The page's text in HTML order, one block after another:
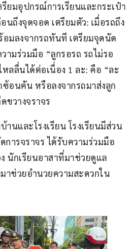
รียมอุปกรณ์การเรียนและกระเป๋า
ถึงจุดจอด เตรียมตัว: เมื่อรถถึง
มลงจากรถทันที เตรียมจุดนัด
ามร่วมมือ “ลูกรอรถ รถไม่รอ
ลลื่นได้ต่อเนื่อง 1 ละ: คือ “ละ
อนคัน หรือลงจากรถมาส่งลูก
ขวางจราจร
านและโรงเรียน โรงเรียนมีส่วน
ารจราจร ได้รับความร่วมมือ
นักเรียนอาสาที่มาช่วยดูแล
าช่วยอำนวยความสะดวกใน